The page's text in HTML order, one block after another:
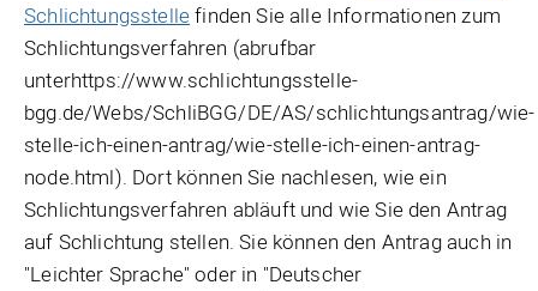
Schlichtungsstellefinden Sie alle Informationen zum
Schlichtungsverfahren (abrufbar
unterhttps://www.schlichtungsstelle-
bgg.de/Webs/SchliBGG/DE/AS/schlichtungsantrag/wie-
stelle-ich-einen-antrag/wie-stelle-ich-einen-antrag-
node.html). Dort können Sie nachlesen, wie ein
Schlichtungsverfahren abläuft und wie Sie den Antrag
auf Schlichtung stellen. Sie können den Antrag auch in
"Leichter Sprache" oder in "Deutscher